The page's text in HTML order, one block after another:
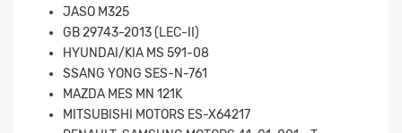
JASO M325
GB 29743-2013 (LEC-II)
HYUNDAI/KIA MS 591-08
SSANG YONG SES-N-761
MAZDA MES MN 121K
MITSUBISHI MOTORS ES-X64217
Заявка на расчет